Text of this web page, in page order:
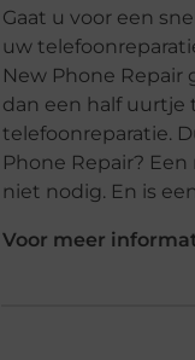
Gaat u voor een
uw
New Phone
dan een half uurtje
telefoonreparatie.
Phone Repair?
niet nodig. En is
Voor meer